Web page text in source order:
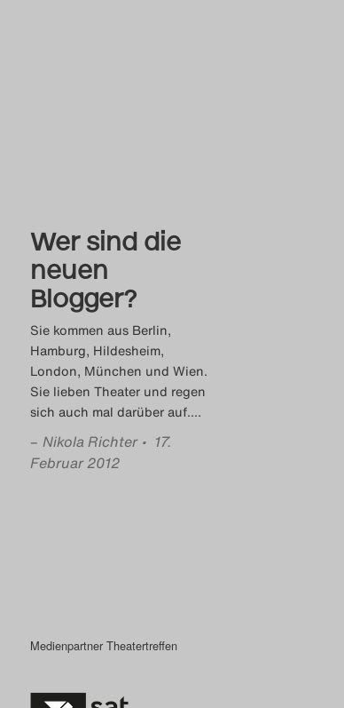
Wer sind die
neuen
Blogger?
Sie kommen aus Berlin,
Hamburg, Hildesheim,
London, München und Wien.
Sie lieben Theater und regen
sich auch mal darüber auf.…
– Nikola Richter • 17.
Februar 2012
Medienpartner Theatertreffen